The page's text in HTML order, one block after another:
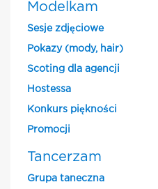
Modelkam
Sesje zdjęciowe
Pokazy (mody, hair)
Scoting dla agencji
Hostessa
Konkurs piękności
Promocji
Tancerzam
Grupa taneczna